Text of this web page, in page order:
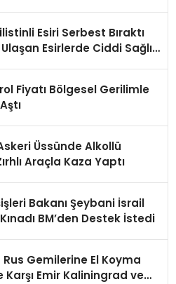
Esiri Serbest Bıraktı
Ulaşan Esirlerde Ciddi Sağlık
Fiyatı Bölgesel Gerilimle
Üssünde Alkollü
Araçla Kaza Yaptı
Bakanı Şeybani İsrail
BM’den Destek İstedi
Rus Gemilerine El Koyma
Karşı Emir Kaliningrad ve